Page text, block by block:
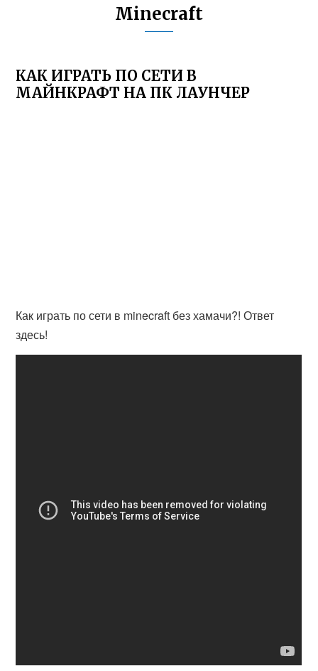
Minecraft
КАК ИГРАТЬ ПО СЕТИ В
МАЙНКРАФТ НА ПК ЛАУНЧЕР
Как играть по сети в minecraft без хамачи?! Ответ
здесь!